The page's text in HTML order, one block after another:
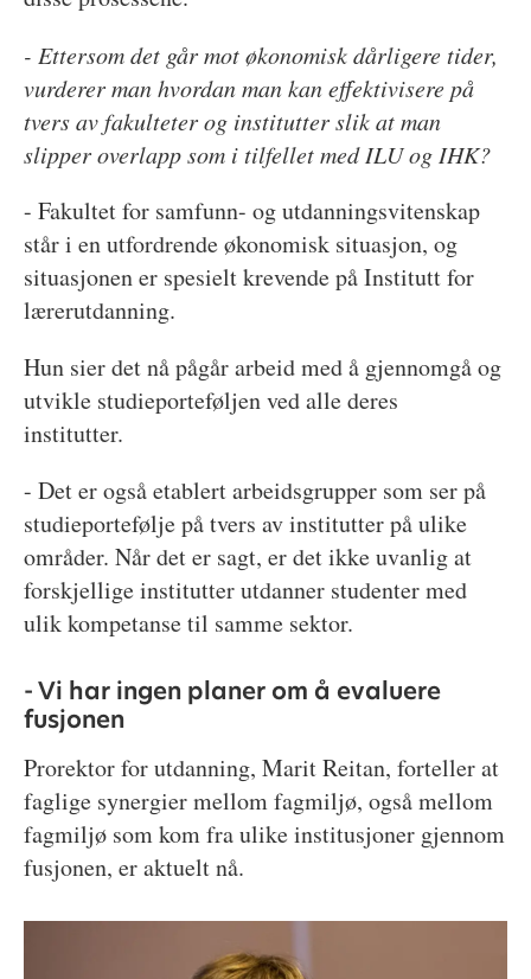
- Ettersom det går mot økonomisk dårligere tider,
vurderer man hvordan man kan effektivisere på
tvers av fakulteter og institutter slik at man
slipper overlapp som i tilfellet med ILU og IHK?
- Fakultet for samfunn- og utdanningsvitenskap
står i en utfordrende økonomisk situasjon, og
situasjonen er spesielt krevende på Institutt for
lærerutdanning.
Hun sier det nå pågår arbeid med å gjennomgå og
utvikle studieporteføljen ved alle deres
institutter.
- Det er også etablert arbeidsgrupper som ser på
studieportefølje på tvers av institutter på ulike
områder. Når det er sagt, er det ikke uvanlig at
forskjellige institutter utdanner studenter med
ulik kompetanse til samme sektor.
- Vi har ingen planer om å evaluere
fusjonen
Prorektor for utdanning, Marit Reitan, forteller at
faglige synergier mellom fagmiljø, også mellom
fagmiljø som kom fra ulike institusjoner gjennom
fusjonen, er aktuelt nå.